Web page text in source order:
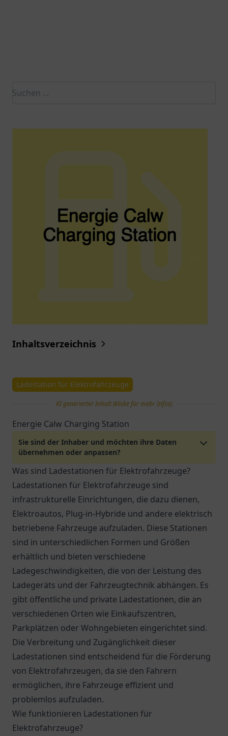
Inhaltsverzeichnis
Ladestation für Elektrofahrzeuge
KI generierter Inhalt (klicke für mehr Infos)
Energie Calw Charging Station
Sie sind der Inhaber und möchten ihre Daten
übernehmen oder anpassen?
Was sind Ladestationen für Elektrofahrzeuge?
Ladestationen für Elektrofahrzeuge sind
infrastrukturelle Einrichtungen, die dazu dienen,
Elektroautos, Plug-in-Hybride und andere elektrisch
betriebene Fahrzeuge aufzuladen. Diese Stationen
sind in unterschiedlichen Formen und Größen
erhältlich und bieten verschiedene
Ladegeschwindigkeiten, die von der Leistung des
Ladegeräts und der Fahrzeugtechnik abhängen. Es
gibt öffentliche und private Ladestationen, die an
verschiedenen Orten wie Einkaufszentren,
Parkplätzen oder Wohngebieten eingerichtet sind.
Die Verbreitung und Zugänglichkeit dieser
Ladestationen sind entscheidend für die Förderung
von Elektrofahrzeugen, da sie den Fahrern
ermöglichen, ihre Fahrzeuge effizient und
problemlos aufzuladen.
Wie funktionieren Ladestationen für
Elektrofahrzeuge?